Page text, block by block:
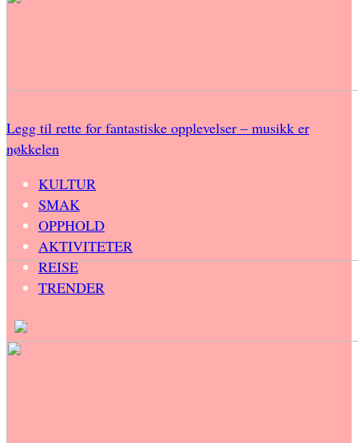
Legg til rette for fantastiske opplevelser – musikk er
nøkkelen
KULTUR
SMAK
OPPHOLD
AKTIVITETER
REISE
TRENDER